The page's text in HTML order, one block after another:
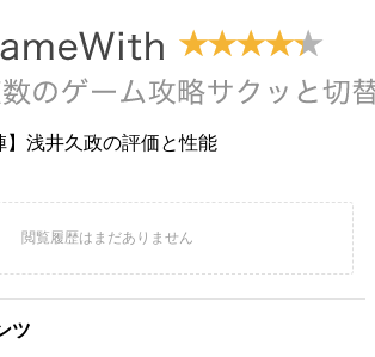
】浅井久政の評価と性能
ツ